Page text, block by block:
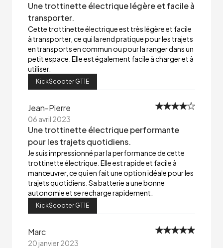
Une trottinette électrique légère et facile à
transporter.
Cette trottinette électrique est très légère et facile
à transporter, ce qui la rend pratique pour les trajets
en transports en commun ou pour la ranger dans un
petit espace. Elle est également facile à charger et à
utiliser.
KickScooter GT1E
Jean-Pierre
06 avril 2023
Une trottinette électrique performante
pour les trajets quotidiens.
Je suis impressionné par la performance de cette
trottinette électrique. Elle est rapide et facile à
manœuvrer, ce qui en fait une option idéale pour les
trajets quotidiens. Sa batterie a une bonne
autonomie et se recharge rapidement.
KickScooter GT1E
Marc
20 janvier 2023